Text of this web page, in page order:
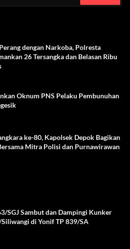
dengan Narkoba, Polresta
26 Tersangka dan Belasan Ribu
Oknum PNS Pelaku Pembunuhan
ke-80, Kapolsek Depok Bagikan
Mitra Polisi dan Purnawirawan
SGJ Sambut dan Dampingi Kunker
Siliwangi di Yonif TP 839/SA